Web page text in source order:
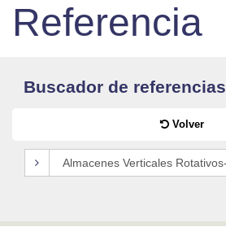
Referencia
Buscador de referencias
Volver